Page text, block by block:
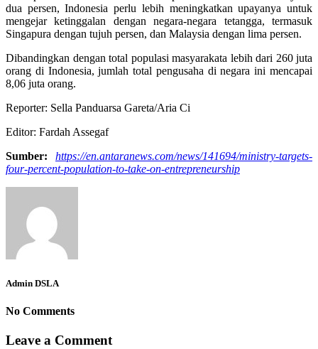
dua persen, Indonesia perlu lebih meningkatkan upayanya untuk
mengejar ketinggalan dengan negara-negara tetangga, termasuk
Singapura dengan tujuh persen, dan Malaysia dengan lima persen.
Dibandingkan dengan total populasi masyarakata lebih dari 260 juta
orang di Indonesia, jumlah total pengusaha di negara ini mencapai
8,06 juta orang.
Reporter: Sella Panduarsa Gareta/Aria Ci
Editor: Fardah Assegaf
Sumber: https://en.antaranews.com/news/141694/ministry-targets-
four-percent-population-to-take-on-entrepreneurship
Admin DSLA
No Comments
Leave a Comment